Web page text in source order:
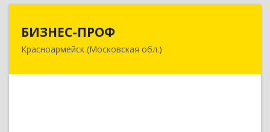
БИЗНЕС-ПРОФ
Красноармейск (Московская обл.)
141290, Московская обл, Красноармейск г,